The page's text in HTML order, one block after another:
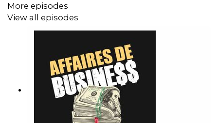
More episodes
View all episodes